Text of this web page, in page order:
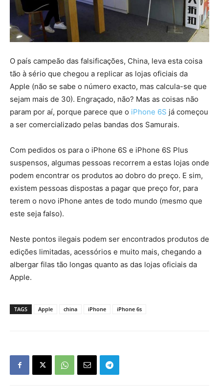
O país campeão das falsificações, China, leva esta coisa
tão à sério que chegou a replicar as lojas oficiais da
Apple (não se sabe o número exacto, mas calcula-se que
sejam mais de 30). Engraçado, não? Mas as coisas não
param por aí, porque parece que o iPhone 6S já começou
a ser comercializado pelas bandas dos Samurais.
Com pedidos os para o iPhone 6S e iPhone 6S Plus
suspensos, algumas pessoas recorrem a estas lojas onde
podem encontrar os produtos ao dobro do preço. E sim,
existem pessoas dispostas a pagar que preço for, para
terem o novo iPhone antes de todo mundo (mesmo que
este seja falso).
Neste pontos ilegais podem ser encontrados produtos de
edições limitadas, acessórios e muito mais, chegando a
albergar filas tão longas quanto as das lojas oficiais da
Apple.
TAGS Apple china iPhone iPhone 6s